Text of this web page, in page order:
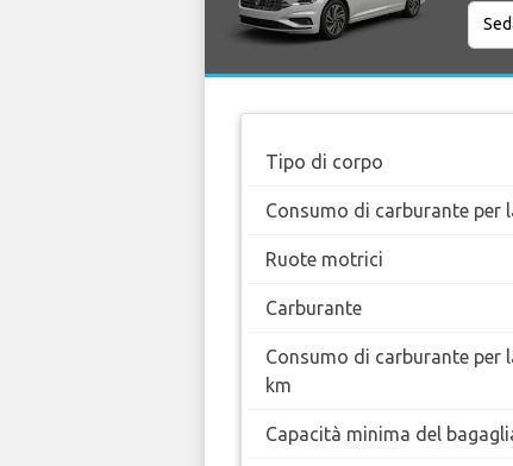
Tipo di corpo
Consumo di carburante per
Ruote motrici
Carburante
Consumo di carburante per
km
Capacità minima del